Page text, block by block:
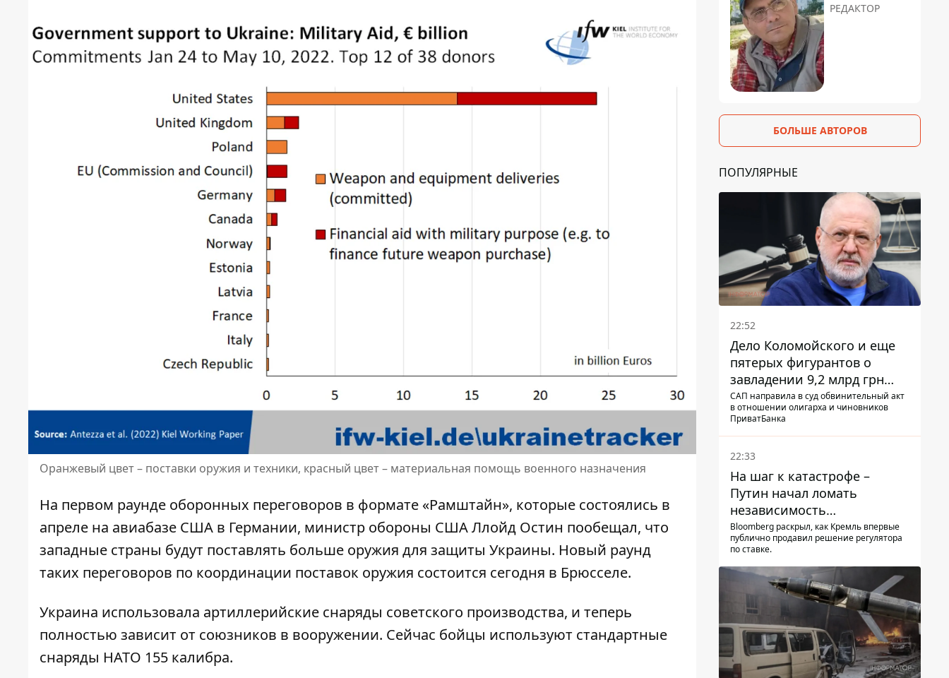
Оранжевый цвет – поставки оружия и техники, красный цвет – материальная помощь военного назначения
На первом раунде оборонных переговоров в формате «Рамштайн», которые состоялись в
апреле на авиабазе США в Германии, министр обороны США Ллойд Остин пообещал, что
западные страны будут поставлять больше оружия для защиты Украины. Новый раунд
таких переговоров по координации поставок оружия состоится сегодня в Брюсселе.
Украина использовала артиллерийские снаряды советского производства, и теперь
полностью зависит от союзников в вооружении. Сейчас бойцы используют стандартные
снаряды НАТО 155 калибра.
РЕДАКТОР
БОЛЬШЕ АВТОРОВ
ПОПУЛЯРНЫЕ
22:52
Дело Коломойского и еще
пятерых фигурантов о
завладении 9,2 млрд грн
ПриватБанка направили в
суд
САП направила в суд обвинительный акт
в отношении олигарха и чиновников
ПриватБанка
22:33
На шаг к катастрофе –
Путин начал ломать
независимость
собственного Центробанка,
заставив снизить базовую
Bloomberg раскрыл, как Кремль впервые
публично продавил решение регулятора
по ставке.